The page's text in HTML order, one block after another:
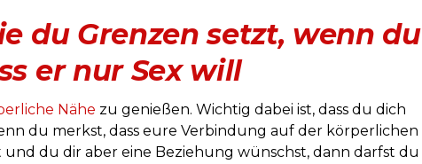
du Grenzen setzt, wenn du
er nur Sex will
Nähe zu genießen. Wichtig dabei ist, dass du dich
du merkst, dass eure Verbindung auf der körperlichen
und du dir aber eine Beziehung wünschst, dann darfst du